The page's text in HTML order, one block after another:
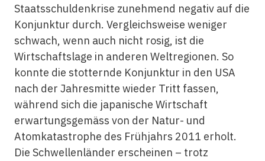
Staatsschuldenkrise zunehmend negativ auf die
Konjunktur durch. Vergleichsweise weniger
schwach, wenn auch nicht rosig, ist die
Wirtschaftslage in anderen Weltregionen. So
konnte die stotternde Konjunktur in den USA
nach der Jahresmitte wieder Tritt fassen,
während sich die japanische Wirtschaft
erwartungsgemäss von der Natur- und
Atomkatastrophe des Frühjahrs 2011 erholt.
Die Schwellenländer erscheinen – trotz